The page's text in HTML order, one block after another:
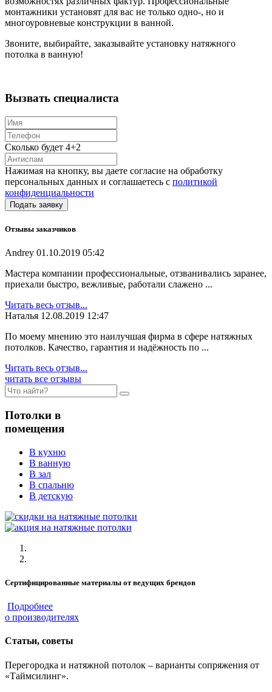
монтажники установят для вас не только одно-, но и
многоуровневые конструкции в ванной.
Звоните, выбирайте, заказывайте установку натяжного
потолка в ванную!
Вызвать специалиста
Сколько будет 4+2
Нажимая на кнопку, вы даете согласие на обработку
персональных данных и соглашаетесь с политикой
конфиденциальности
Отзывы заказчиков
Andrey 01.10.2019 05:42
Мастера компании профессиональные, отзванивались заранее,
приехали быстро, вежливые, работали слажено ...
Читать весь отзыв...
Наталья 12.08.2019 12:47
По моему мнению это наилучшая фирма в сфере натяжных
потолков. Качество, гарантия и надёжность по ...
Читать весь отзыв...
читать все отзывы
Потолки в
помещения
В кухню
В ванную
В зал
В спальню
В детскую
Сертифицированные материалы от ведущих брендов
Подробнее
о производителях
Статьи, советы
Перегородка и натяжной потолок – варианты сопряжения от
«Таймсилинг».